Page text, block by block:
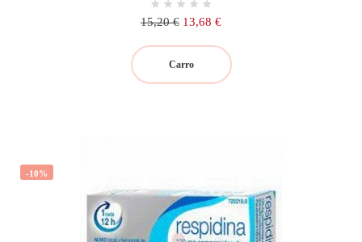
Precio
15,20 € Precio
13,68 €
Carro
-10%